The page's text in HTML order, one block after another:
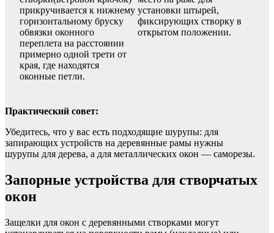
прикручивается к нижнему
горизонтальному бруску
обвязки оконного
переплета на расстоянии
примерно одной трети от
края, где находятся
оконные петли.
установки штырей,
фиксирующих створку в
открытом положении.
Практический совет:
Убедитесь, что у вас есть подходящие шурупы: для
запирающих устройств на деревянные рамы нужны
шурупы для дерева, а для металлических окон — саморезы.
Запорные устройства для створчатых
окон
Защелки для окон с деревянными створками могут